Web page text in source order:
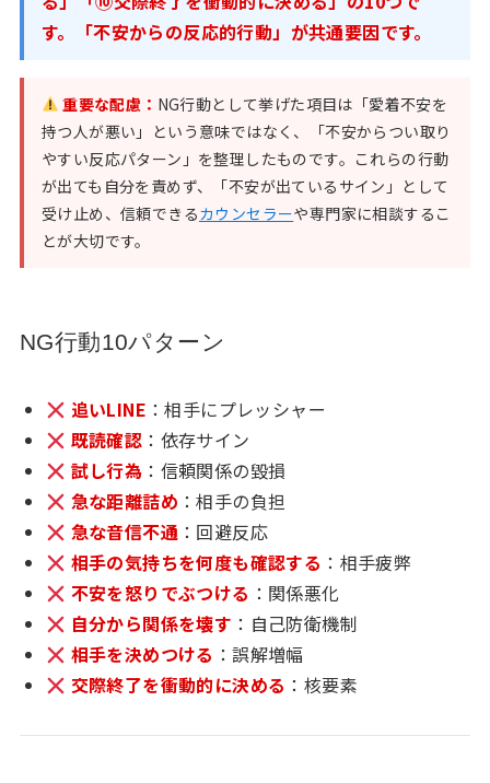
す。「不安からの反応的行動」が共通要因です。
重要な配慮： NG行動として挙げた項目は「愛着不安を
持つ人が悪い」という意味ではなく、「不安からつい取り
やすい反応パターン」を整理したものです。これらの行動
が出ても自分を責めず、「不安が出ているサイン」として
受け止め、信頼できるカウンセラーや専門家に相談するこ
とが大切です。
NG行動10パターン
追いLINE ：相手にプレッシャー
既読確認 ：依存サイン
試し行為 ：信頼関係の毀損
急な距離詰め ：相手の負担
急な音信不通：回避反応
相手の気持ちを何度も確認する ：相手疲弊
不安を怒りでぶつける ：関係悪化
自分から関係を壊す ：自己防衛機制
相手を決めつける ：誤解増幅
交際終了を衝動的に決める ：核要素